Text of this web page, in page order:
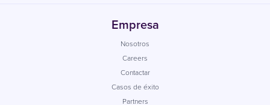
Empresa
Nosotros
Careers
Contactar
Casos de éxito
Partners